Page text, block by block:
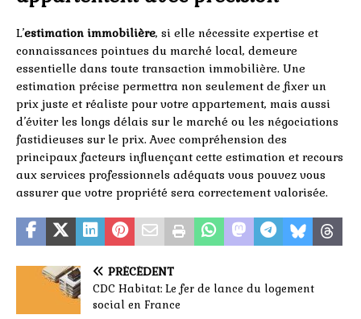
L’estimation immobilière, si elle nécessite expertise et
connaissances pointues du marché local, demeure
essentielle dans toute transaction immobilière. Une
estimation précise permettra non seulement de fixer un
prix juste et réaliste pour votre appartement, mais aussi
d’éviter les longs délais sur le marché ou les négociations
fastidieuses sur le prix. Avec compréhension des
principaux facteurs influençant cette estimation et recours
aux services professionnels adéquats vous pouvez vous
assurer que votre propriété sera correctement valorisée.
PRÉCÉDENT
CDC Habitat: Le fer de lance du logement
social en France